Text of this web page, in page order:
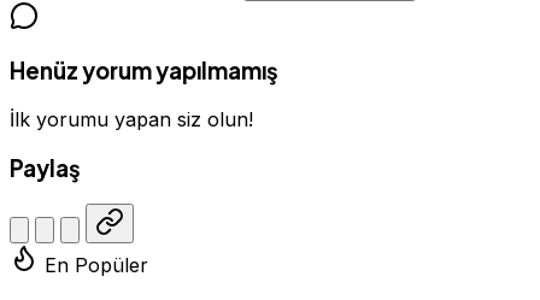
Henüz yorum yapılmamış
İlk yorumu yapan siz olun!
Paylaş
En Popüler